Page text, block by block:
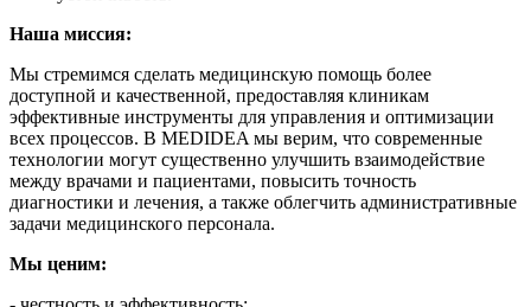
Наша миссия:
Мы стремимся сделать медицинскую помощь более
доступной и качественной, предоставляя клиникам
эффективные инструменты для управления и оптимизации
всех процессов. В MEDIDEA мы верим, что современные
технологии могут существенно улучшить взаимодействие
между врачами и пациентами, повысить точность
диагностики и лечения, а также облегчить административные
задачи медицинского персонала.
Мы ценим: